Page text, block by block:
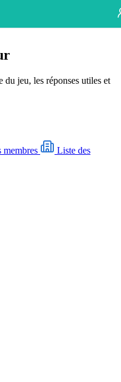
du jeu, les réponses utiles et
membres
Liste des